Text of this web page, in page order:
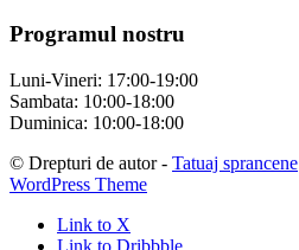
Programul nostru
Luni-Vineri: 17:00-19:00
Sambata: 10:00-18:00
Duminica: 10:00-18:00
© Drepturi de autor - Tatuaj sprancene
WordPress Theme
Link to X
Link to Dribbble